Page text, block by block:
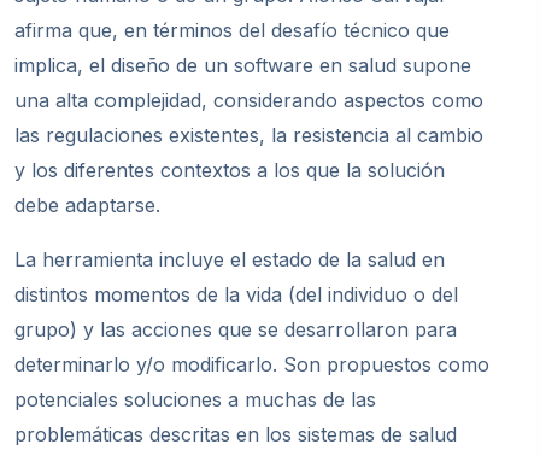
afirma que, en términos del desafío técnico que
implica, el diseño de un software en salud supone
una alta complejidad, considerando aspectos como
las regulaciones existentes, la resistencia al cambio
y los diferentes contextos a los que la solución
debe adaptarse.
La herramienta incluye el estado de la salud en
distintos momentos de la vida (del individuo o del
grupo) y las acciones que se desarrollaron para
determinarlo y/o modificarlo. Son propuestos como
potenciales soluciones a muchas de las
problemáticas descritas en los sistemas de salud